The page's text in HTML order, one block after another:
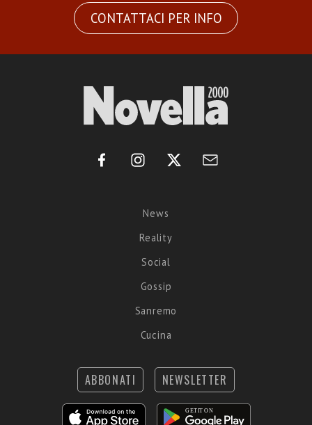
CONTATTACI PER INFO
News
Reality
Social
Gossip
Sanremo
Cucina
ABBONATI NEWSLETTER